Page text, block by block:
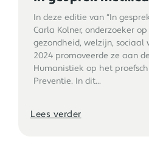
In deze editie van “In
Carla Kolner, onderzoeker
gezondheid, welzijn, sociaal
2024 promoveerde ze aan
Humanistiek op het
Preventie. In dit...
Lees verder